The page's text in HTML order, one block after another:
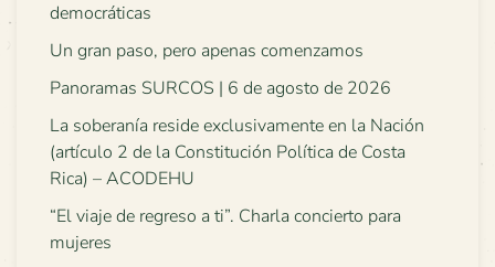
democráticas
Un gran paso, pero apenas comenzamos
Panoramas SURCOS | 6 de agosto de 2026
La soberanía reside exclusivamente en la Nación
(artículo 2 de la Constitución Política de Costa
Rica) – ACODEHU
“El viaje de regreso a ti”. Charla concierto para
mujeres